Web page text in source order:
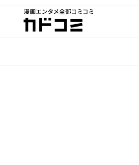
漫画エンタメ全部コミコミ
カドコミ